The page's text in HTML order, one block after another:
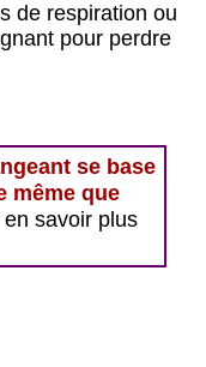
de respiration ou
pour perdre
se base
même que
savoir plus